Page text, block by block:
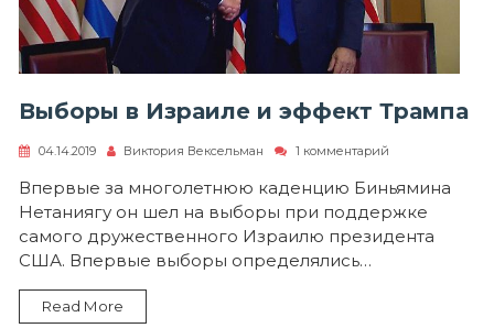
Выборы в Израиле и эффект Трампа
04.14.2019 Виктория Вексельман 1 комментарий
Выборы
Израиле
и
эффект
Впервые за многолетнюю каденцию Биньямина
Нетаниягу он шел на выборы при поддержке
самого дружественного Израилю президента
США. Впервые выборы определялись…
Read More